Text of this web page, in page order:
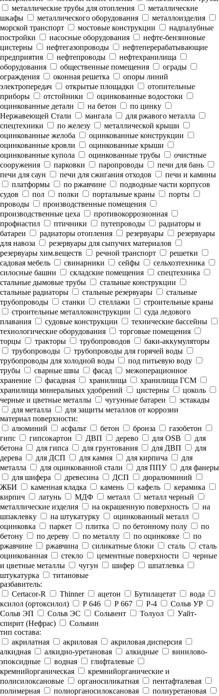
металлические трубы для отопления
металлические
шкафы
металлического оборудования
металлоизделия
морской транспорт
мостовые конструкции
надпалубные
постройки
насосные оборудования
нефте-бензиновые
цистерны
нефтегазопроводы
нефтеперерабатывающие
предприятия
нефтепроводы
нефтехранилища
оборудования
общественные помещения
ограды
ограждения
оконная решетка
опоры линий
электропередач
открытые площадки
отопительные
приборы
отстойники
оцинкованные водостоки
оцинкованные детали
на бетон
по цинку
Нержавеющей Стали
мангала
для ржавого металла
спецтехники
по железу
металлической крыши
оцинкованные желоба
оцинкованные конструкции
оцинкованные кровли
оцинкованные крыши
оцинкованные купола
оцинкованные трубы
очистные
сооружения
парковки паропроводы
печи для бань
печи для саун
печи для сжигания отходов
печи и камины
платформы
по ржавчине
подводные части корпусов
судов
пол полки портальные краны
порты
проводы
производственные помещения
производственные цеха
противокоррозионная
профнастил
птичники путепроводы
радиаторы и
батареи
радиаторы отопления резервуары
резервуары
для навоза
резервуары для сыпучих материалов
резервуары хим.веществ
речной транспорт
решетки
садовая мебель
свинарники сейфы
сельхозтехника
силосные башни
складские помещения
спецтехника
стальные дымовые трубы
стальные конструкции
стальные радиаторы
стальные резервуары
стальные
трубопроводы
станки стеллажи
строительные краны
строительные металлоконструкции
суда ледового
плавания
судовые конструкции
технические бассейны
технологические оборудования
торговые помещения
торцы
тракторы трубопроводов
баки-аккумуляторы
трубопроводы
трубопроводы для горячей воды
трубопроводы для холодной воды
под питьевую воду
трубы
сварные швы фасад
межоперационное
хранение
фасадная хранилища
хранилища ГСМ
хранилища минеральных удобрений
цистерны
цоколь
черные и цветные металлы
чугунные батареи
эстакады
для металла
для защиты металлов от коррозии
материал поверхности:
алюминий
асфальт бетон бронза
газобетон
гипс
гипсокартон ДВП дерево для OSB
для
бетона
для гипса для грунтования для ДВП
для
дерева
для ДСП для камня для кирпича
для
металла
для оцинкованной стали для ППУ
для фанеры
для шифера
древесина ДСП
дюралюминий
ЖБИ
каменная кладка камень кафель
керамика
кирпич
латунь МДФ металл
металл черный
металлические изделия
на окрашенную поверхность
на
шпаклевку
на штукатурку
оцинкованный металл
оцинковка
паркет плитка по бетонному полу
по
бетону
по дереву по металлу по оцинковке
по
ржавчине
ржавчина силикатные блоки сталь
сталь
оцинкованная
стекло цементные поверхности
черные
и цветные металлы
чугун шифер
шпатлевка
штукатурка
титановые
разбавитель:
Certacor-R
Thinner ацетон Бутилацетат
вода
ксилол (ортоксилол)
Р 646 Р 667 Р-4
Сольв УР
Сольв ЭП
Сольв ЭС Сольвент Толуол
Уайт-
спирит (Нефрас)
Сольвин
тип состава:
акрилатная
акриловая
акриловая дисперсия
алкидная
алкидно-уретановая алкидные
винилово-
эпоксидные
водная
глифталевые
кремнийорганическая
кремнийорганические и
полисилоксановые
органосиликатная
пентафталевая
полимерная
полиорганосилоксановая
полиуретановая